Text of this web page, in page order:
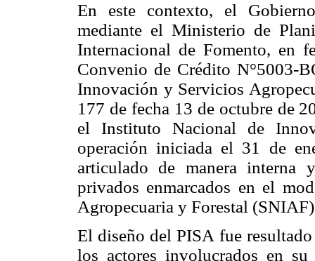
En este contexto, el
mediante el Ministerio de
Internacional de Fomento, en
Convenio de Crédito N°5003-
Innovación y Servicios
177 de fecha 13 de octubre de
el Instituto Nacional de
operación iniciada el 31 de
articulado de manera
privados enmarcados en el
Agropecuaria y Forestal
El diseño del PISA fue
los actores involucrados en